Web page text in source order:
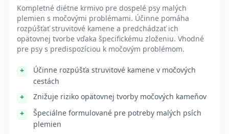
Kompletné diétne krmivo pre dospelé psy malých
plemien s močovými problémami. Účinne pomáha
rozpúšťať struvitové kamene a predchádzať ich
opätovnej tvorbe vďaka špecifickému zloženiu. Vhodné
pre psy s predispozíciou k močovým problémom.
Účinne rozpúšťa struvitové kamene v močových
cestách
Znižuje riziko opätovnej tvorby močových kameňov
Špeciálne formulované pre potreby malých psích
plemien